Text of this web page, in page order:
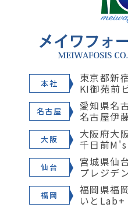
本社 東京都新
KI御苑前
名古屋 愛知県名
名古屋伊
大阪 大阪府大
千日前
仙台 宮城県仙
プレジデ
福岡 福岡県福
いとLab+